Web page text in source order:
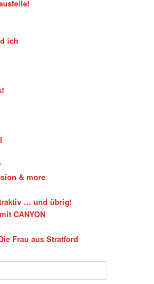
ich
& more
… und übrig!
CANYON
Frau aus Stratford